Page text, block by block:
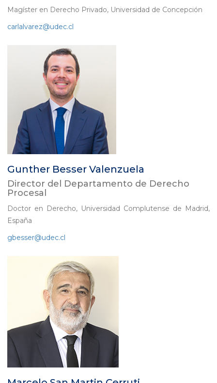
Magíster en Derecho Privado, Universidad de Concepción
carlalvarez@udec.cl
Gunther Besser Valenzuela
Director del Departamento de Derecho
Procesal
Doctor en Derecho, Universidad Complutense de Madrid,
España
gbesser@udec.cl